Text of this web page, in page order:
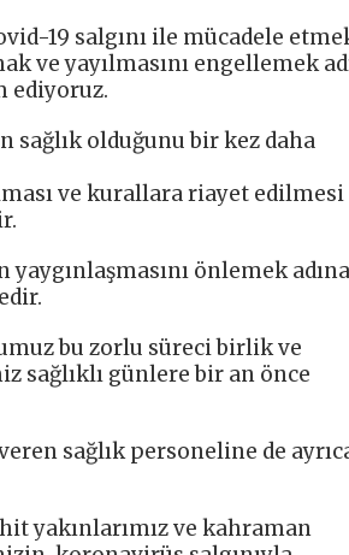
19 salgını ile mücadele
ve yayılmasını engellemek
ediyoruz.
sağlık olduğunu bir kez daha
ve kurallara riayet edilmesi
önlemek adına
bu zorlu süreci birlik ve
sağlıklı günlere bir an önce
sağlık personeline de
yakınlarımız ve kahraman